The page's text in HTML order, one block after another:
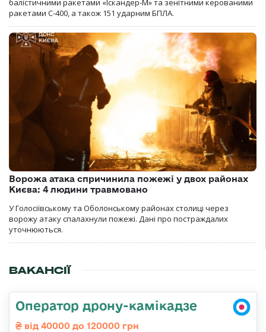
балістичними ракетами «Іскандер-М» та зенітними керованими
ракетами С-400, а також 151 ударним БПЛА.
Ворожа атака спричинила пожежі у двох районах
Києва: 4 людини травмовано
У Голосіївському та Оболонському районах столиці через
ворожу атаку спалахнули пожежі. Дані про постраждалих
уточнюються.
ВАКАНСІЇ
Оператор дрону-камікадзе
від 40000 до 120000 грн